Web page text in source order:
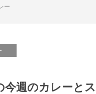
ー
今週のカレーと